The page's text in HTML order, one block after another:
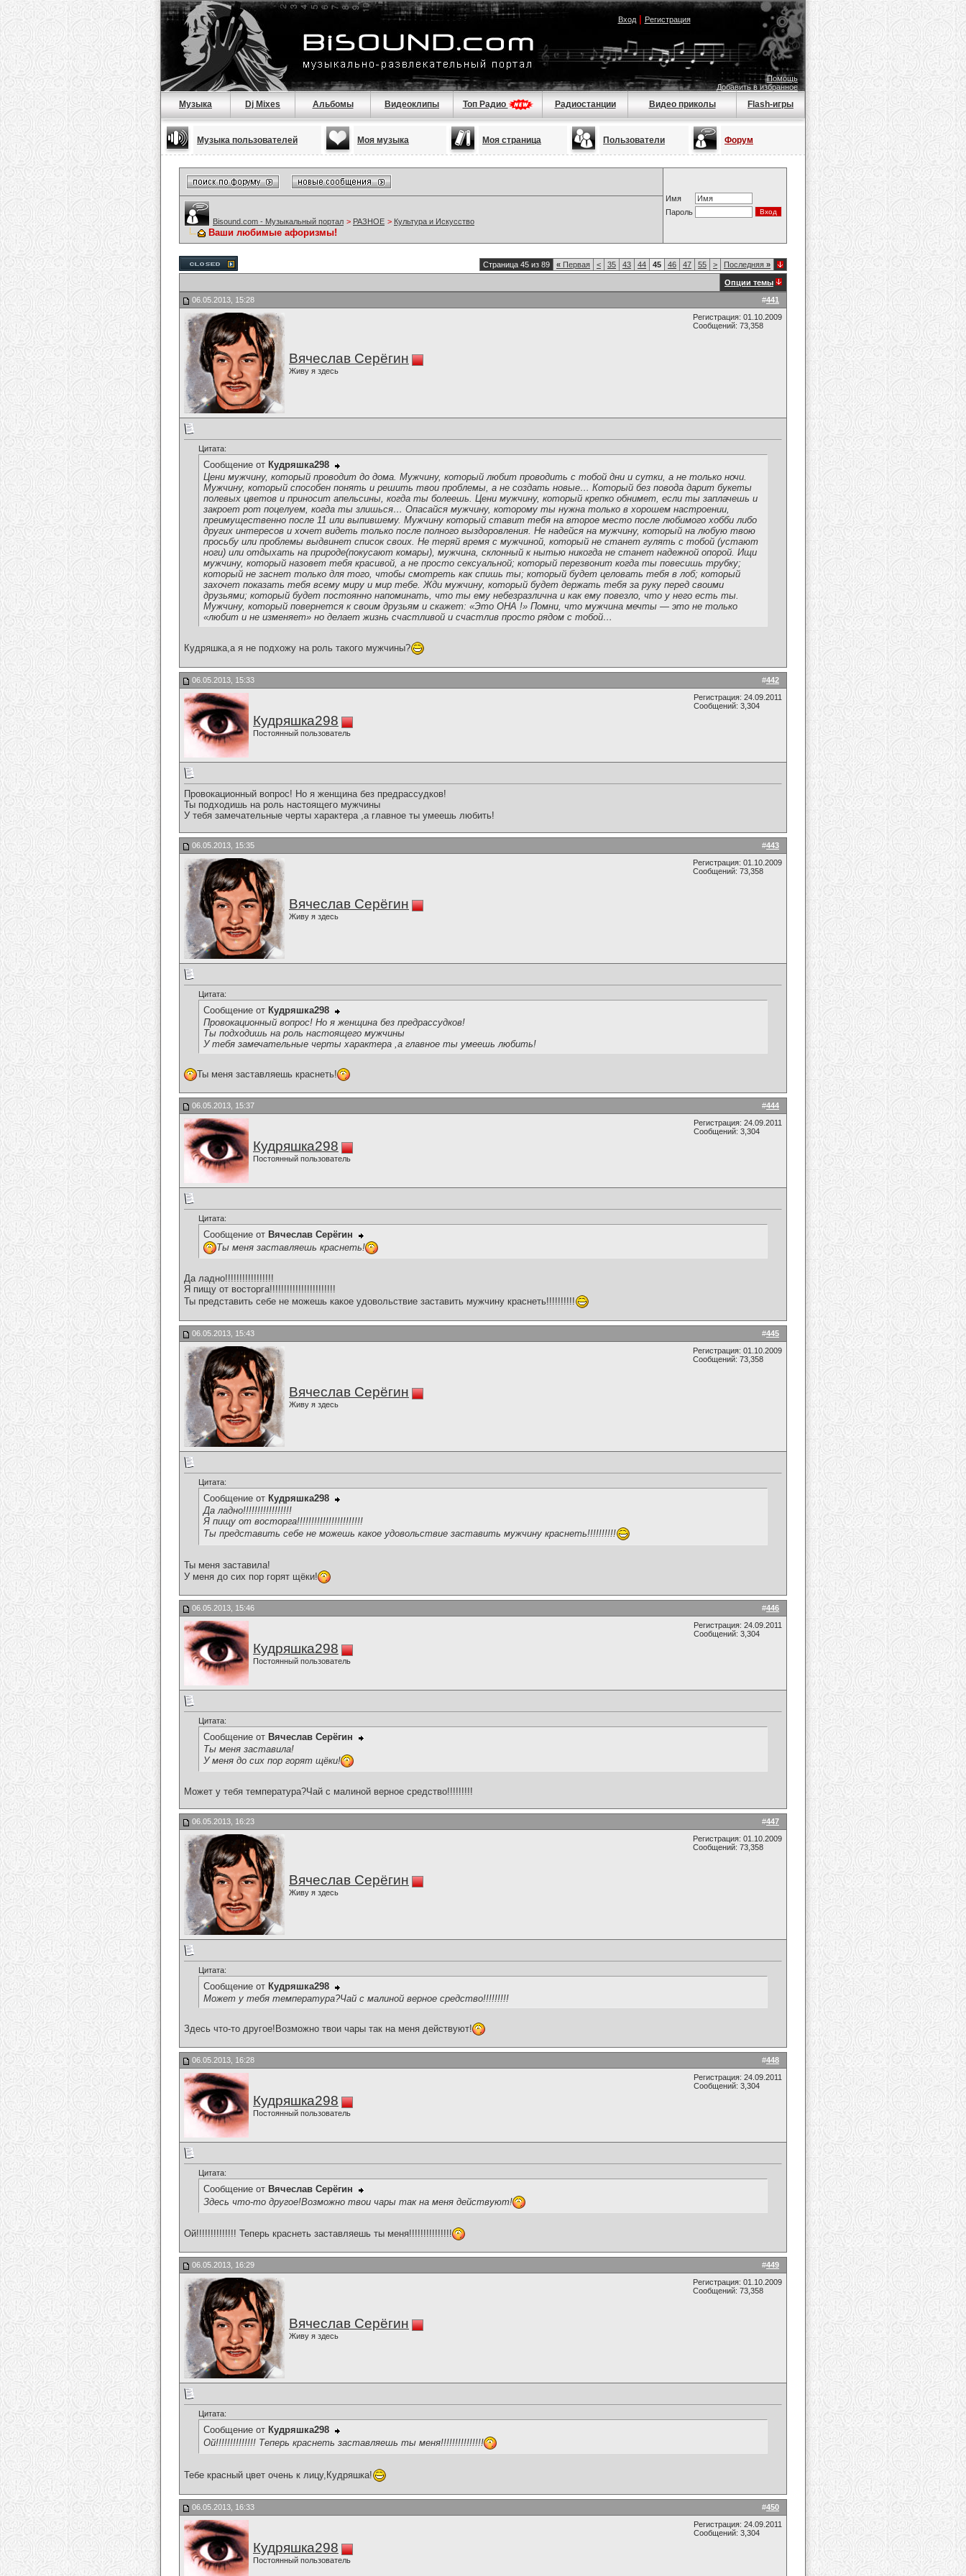
Вход| Регистрация
Помощь
Добавить в избранное
Музыка Dj Mixes Альбомы Видеоклипы Топ Радио Радиостанции Видео приколы Flash-игры
Музыка пользователей Моя музыка Моя страница Пользователи Форум
Имя
Пароль
Bisound.com - Музыкальный портал > РАЗНОЕ > Культура и Искусство
Ваши любимые афоризмы!
Страница 45 из 89 « Первая < 35 43 44 45 46 47 55 > Последняя »
Опции темы
#441
06.05.2013, 15:28
Вячеслав Серёгин
Живу я здесь
Регистрация: 01.10.2009
Сообщений: 73,358
Цитата:
Сообщение от Кудряшка298
Цени мужчину, который проводит до дома. Мужчину, который любит проводить с тобой дни и сутки, а не только ночи.
Мужчину, который способен понять и решить твои проблемы, а не создать новые… Который без повода дарит букеты
полевых цветов и приносит апельсины, когда ты болеешь. Цени мужчину, который крепко обнимет, если ты заплачешь и
закроет рот поцелуем, когда ты злишься… Опасайся мужчину, которому ты нужна только в хорошем настроении,
преимущественно после 11 или выпившему. Мужчину который ставит тебя на второе место после любимого хобби либо
других интересов и хочет видеть только после полного выздоровления. Не надейся на мужчину, который на любую твою
просьбу или проблемы выдвинет список своих. Не теряй время с мужчиной, который не станет гулять с тобой (устают
ноги) или отдыхать на природе(покусают комары), мужчина, склонный к нытью никогда не станет надежной опорой. Ищи
мужчину, который назовет тебя красивой, а не просто сексуальной; который перезвонит когда ты повесишь трубку;
который не заснет только для того, чтобы смотреть как спишь ты; который будет целовать тебя в лоб; который
захочет показать тебя всему миру и мир тебе. Жди мужчину, который будет держать тебя за руку перед своими
друзьями; который будет постоянно напоминать, что ты ему небезразлична и как ему повезло, что у него есть ты.
Мужчину, который повернется к своим друзьям и скажет: «Это ОНА !» Помни, что мужчина мечты — это не только
«любит и не изменяет» но делает жизнь счастливой и счастлив просто рядом с тобой…
Кудряшка,а я не подхожу на роль такого мужчины?
#442
06.05.2013, 15:33
Кудряшка298
Постоянный пользователь
Регистрация: 24.09.2011
Сообщений: 3,304
Провокационный вопрос! Но я женщина без предрассудков!
Ты подходишь на роль настоящего мужчины
У тебя замечательные черты характера ,а главное ты умеешь любить!
#443
06.05.2013, 15:35
Вячеслав Серёгин
Живу я здесь
Регистрация: 01.10.2009
Сообщений: 73,358
Цитата:
Сообщение от Кудряшка298
Провокационный вопрос! Но я женщина без предрассудков!
Ты подходишь на роль настоящего мужчины
У тебя замечательные черты характера ,а главное ты умеешь любить!
Ты меня заставляешь краснеть!
#444
06.05.2013, 15:37
Кудряшка298
Постоянный пользователь
Регистрация: 24.09.2011
Сообщений: 3,304
Цитата:
Сообщение от Вячеслав Серёгин
Ты меня заставляешь краснеть!
Да ладно!!!!!!!!!!!!!!!!!
Я пищу от восторга!!!!!!!!!!!!!!!!!!!!!!!
Ты представить себе не можешь какое удовольствие заставить мужчину краснеть!!!!!!!!!!
#445
06.05.2013, 15:43
Вячеслав Серёгин
Живу я здесь
Регистрация: 01.10.2009
Сообщений: 73,358
Цитата:
Сообщение от Кудряшка298
Да ладно!!!!!!!!!!!!!!!!!
Я пищу от восторга!!!!!!!!!!!!!!!!!!!!!!!
Ты представить себе не можешь какое удовольствие заставить мужчину краснеть!!!!!!!!!!
Ты меня заставила!
У меня до сих пор горят щёки!
#446
06.05.2013, 15:46
Кудряшка298
Постоянный пользователь
Регистрация: 24.09.2011
Сообщений: 3,304
Цитата:
Сообщение от Вячеслав Серёгин
Ты меня заставила!
У меня до сих пор горят щёки!
Может у тебя температура?Чай с малиной верное средство!!!!!!!!!
#447
06.05.2013, 16:23
Вячеслав Серёгин
Живу я здесь
Регистрация: 01.10.2009
Сообщений: 73,358
Цитата:
Сообщение от Кудряшка298
Может у тебя температура?Чай с малиной верное средство!!!!!!!!!
Здесь что-то другое!Возможно твои чары так на меня действуют!
#448
06.05.2013, 16:28
Кудряшка298
Постоянный пользователь
Регистрация: 24.09.2011
Сообщений: 3,304
Цитата:
Сообщение от Вячеслав Серёгин
Здесь что-то другое!Возможно твои чары так на меня действуют!
Ой!!!!!!!!!!!!!! Теперь краснеть заставляешь ты меня!!!!!!!!!!!!!!!
#449
06.05.2013, 16:29
Вячеслав Серёгин
Живу я здесь
Регистрация: 01.10.2009
Сообщений: 73,358
Цитата:
Сообщение от Кудряшка298
Ой!!!!!!!!!!!!!! Теперь краснеть заставляешь ты меня!!!!!!!!!!!!!!!
Тебе красный цвет очень к лицу,Кудряшка!
#450
06.05.2013, 16:33
Кудряшка298
Постоянный пользователь
Регистрация: 24.09.2011
Сообщений: 3,304